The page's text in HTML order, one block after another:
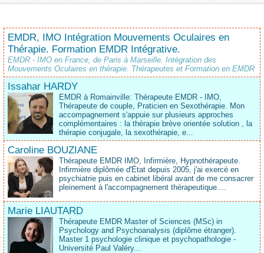
EMDR, IMO Intégration Mouvements Oculaires en
Thérapie. Formation EMDR Intégrative.
EMDR - IMO en France, de Paris à Marseille. Intégration des
Mouvements Oculaires en thérapie. Thérapeutes et Formation en EMDR
Issahar HARDY
EMDR à Romainville: Thérapeute EMDR - IMO,
Thérapeute de couple, Praticien en Sexothérapie. Mon
accompagnement s'appuie sur plusieurs approches
complémentaires : la thérapie brève orientée solution , la
thérapie conjugale, la sexothérapie, e...
Caroline BOUZIANE
Thérapeute EMDR IMO, Infirmière, Hypnothérapeute.
Infirmière diplômée d'État depuis 2005, j'ai exercé en
psychiatrie puis en cabinet libéral avant de me consacrer
pleinement à l'accompagnement thérapeutique....
Marie LIAUTARD
Thérapeute EMDR Master of Sciences (MSc) in
Psychology and Psychoanalysis (diplôme étranger).
Master 1 psychologie clinique et psychopathologie -
Université Paul Valéry...